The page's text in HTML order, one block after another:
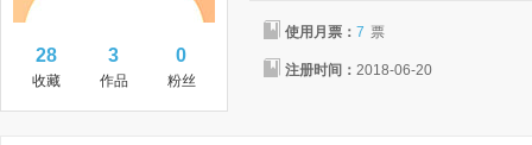
28
收藏
3
作品
0
粉丝
使用月票： 7 票
注册时间： 2018-06-20